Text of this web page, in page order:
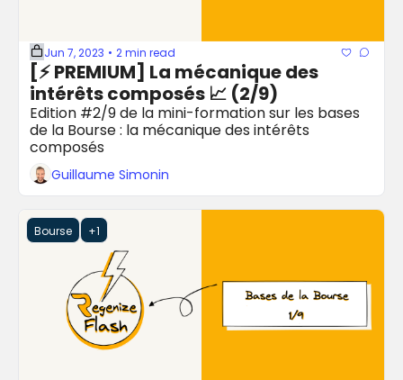
Jun 7, 2023 • 2 min read
[⚡️ PREMIUM] La mécanique des
intérêts composés 📈 (2/9)
Edition #2/9 de la mini-formation sur les bases
de la Bourse : la mécanique des intérêts
composés
Guillaume Simonin
Bourse +1